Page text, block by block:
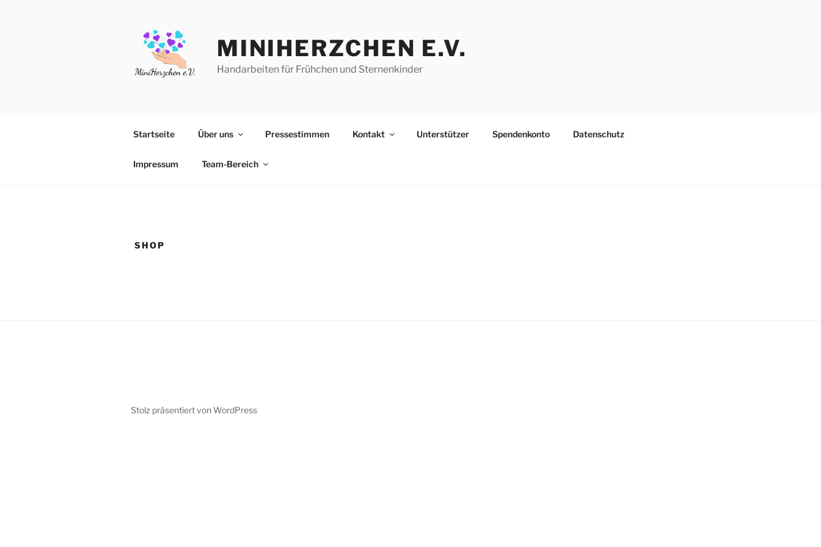
MINIHERZCHEN E.V.
Handarbeiten für Frühchen und Sternenkinder
Startseite Über uns Pressestimmen Kontakt Unterstützer Spendenkonto Datenschutz
Impressum Team-Bereich
SHOP
Stolz präsentiert von WordPress